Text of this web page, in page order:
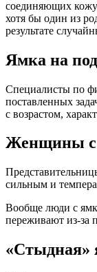
соединяющих кожу
хотя бы один из
результате
Ямка на
Специалисты по
поставленных
с возрастом,
Женщины с
сильным и
Вообще люди с
переживают из-за
«Стыдная»